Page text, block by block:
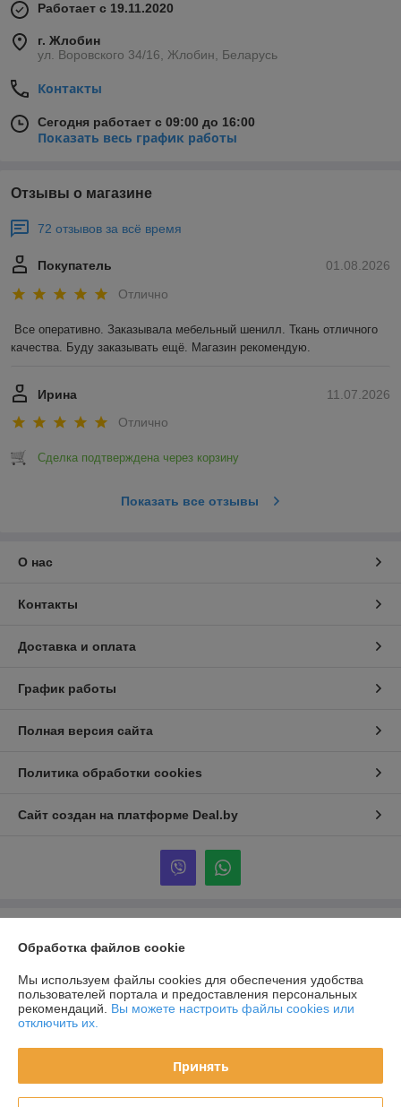
Работает с 19.11.2020
г. Жлобин
ул. Воровского 34/16, Жлобин, Беларусь
Контакты
Сегодня работает с 09:00 до 16:00
Показать весь график работы
Отзывы о магазине
72 отзывов за всё время
01.08.2026
Покупатель
Отлично
Все оперативно. Заказывала мебельный шенилл. Ткань отличного
качества. Буду заказывать ещё. Магазин рекомендую.
11.07.2026
Ирина
Отлично
Сделка подтверждена через корзину
Показать все отзывы
О нас
Контакты
Доставка и оплата
График работы
Полная версия сайта
Политика обработки cookies
Сайт создан на платформе Deal.by
«АльМари Трейд»
Жлобин, мкр.16 д.14 кв.89
Регистрационный номер ЕГР: 491473260
УНП: 491473260
Регистрационный орган: Жлобинский РИК
Дата регистрации компании: 31.12.2025
Обработка файлов cookie
Мы используем файлы cookies для обеспечения удобства
пользователей портала и предоставления персональных
рекомендаций. Вы можете настроить файлы cookies или
отключить их.
Принять